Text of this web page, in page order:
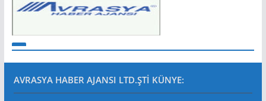
AVRASYA HABER AJANSI LTD.ŞTİ KÜNYE: